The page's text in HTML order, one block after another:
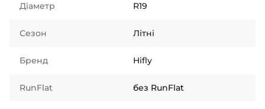
Діаметр R19
Сезон Літні
Бренд Hifly
RunFlat без RunFlat